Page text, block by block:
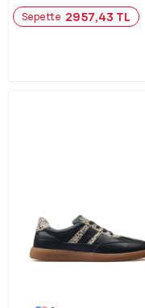
Sepette 2957,43 TL